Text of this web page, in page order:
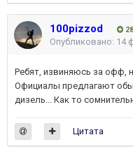
100pizzod
Опубликовано: 14
Ребят, извиняюсь за офф,
Официалы предлагают
дизель... Как то
Цитата